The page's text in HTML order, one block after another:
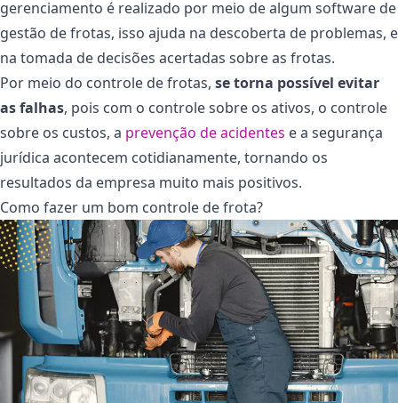
gerenciamento é realizado por meio de algum software de
gestão de frotas, isso ajuda na descoberta de problemas, e
na tomada de decisões acertadas sobre as frotas.
Por meio do controle de frotas, se torna possível evitar
as falhas, pois com o controle sobre os ativos, o controle
sobre os custos, a prevenção de acidentes e a segurança
jurídica acontecem cotidianamente, tornando os
resultados da empresa muito mais positivos.
Como fazer um bom controle de frota?